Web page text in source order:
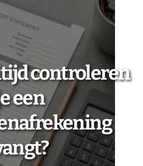
controleren
een